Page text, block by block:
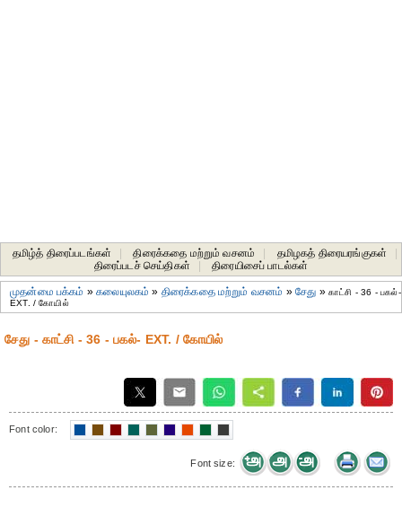
தமிழ்த் திரைப்படங்கள் திரைக்கதை மற்றும் வசனம் தமிழகத் திரையரங்குகள்
திரைப்படச் செய்திகள்
திரையிசைப் பாடல்கள்
முதன்மை பக்கம் »கலையுலகம் » திரைக்கதை மற்றும் வசனம் »சேது » காட்சி - 36 - பகல்-
EXT. / கோயில்
சேது - காட்சி - 36 - பகல்- EXT. / கோயில்
Font color:
Font size: